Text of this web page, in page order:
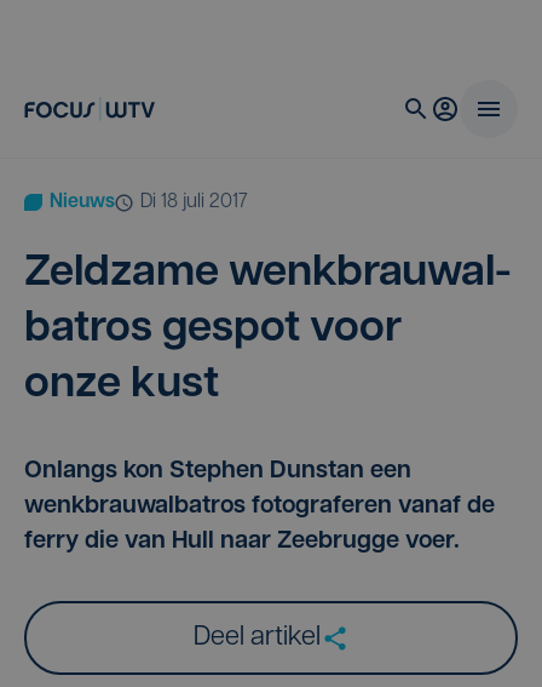
Nieuws di 18 juli 2017
Zeld­za­me wenk­brauw­al­
ba­tros gespot voor
onze kust
Onlangs kon Stephen Dunstan een
wenkbrauwalbatros fotograferen vanaf de
ferry die van Hull naar Zeebrugge voer.
Deel artikel